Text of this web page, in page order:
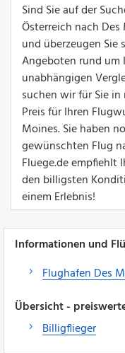
Sind Sie auf der
Österreich nach Des
und überzeugen
Angeboten rund um
unabhängigen
suchen wir für Sie
Preis für Ihren
Moines. Sie haben
gewünschten Flug
Fluege.de empfiehlt
den billigsten
einem Erlebnis!
Informationen und
Flughafen Des
Übersicht -
Billigflieger